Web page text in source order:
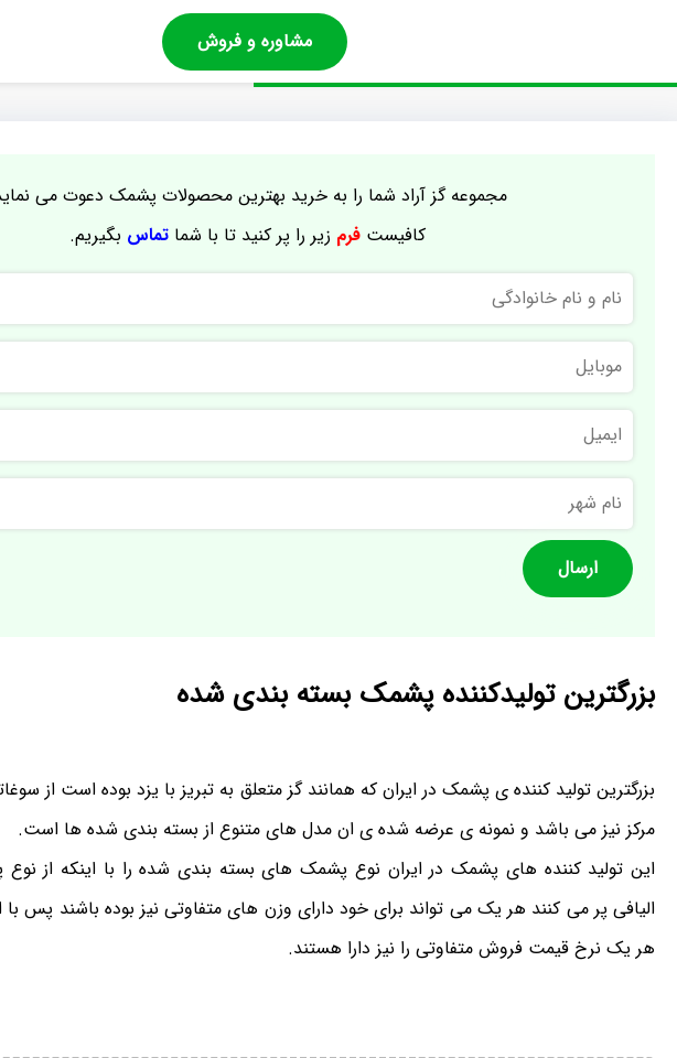
مشاوره و فروش
مجموعه گز آراد شما را به خرید بهترین محصولات پشمک دعوت می
کافیستفرم زیر را پر کنید تا با شماتماس بگیریم.
و
نام
خانوادگی
موبایل
ایمیل
نام
شهر
بزرگترین تولیدکننده پشمک بسته بندی شده
بزرگترین تولید کننده ی پشمک در ایران که همانند گز متعلق به تبریز با یزد بوده است از
مرکز نیز می باشد و نمونه ی عرضه شده ی ان مدل های متنوع از بسته بندی شده ها است.
این تولید کننده های پشمک در ایران نوع پشمک های بسته بندی شده را با اینکه از
الیافی پر می کنند هر یک می تواند برای خود دارای وزن های متفاوتی نیز بوده باشند پس
هر یک نرخ قیمت فروش متفاوتی را نیز دارا هستند.